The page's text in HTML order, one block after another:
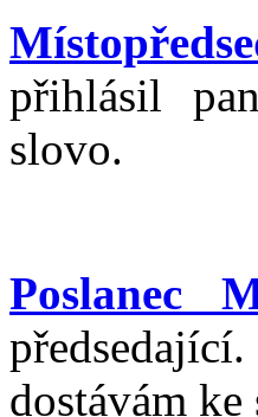
přihlásil
slovo.
Poslanec
dostávám